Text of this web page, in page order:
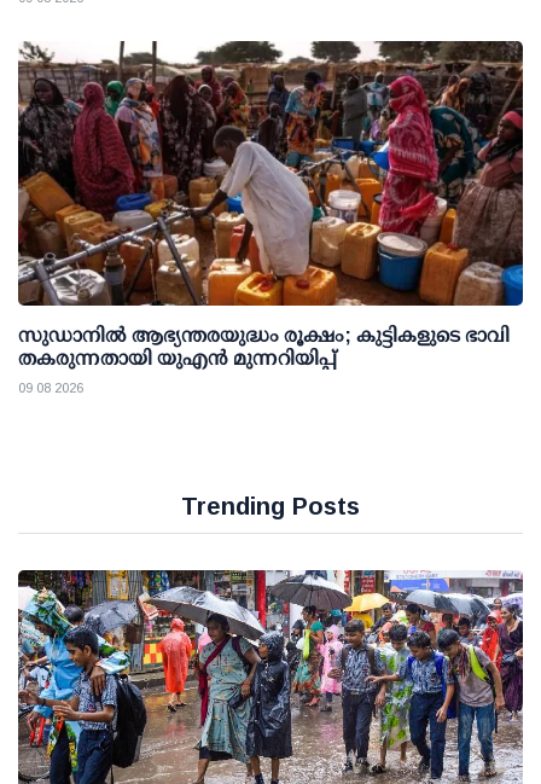
സുഡാനിൽ ആഭ്യന്തരയുദ്ധം രൂക്ഷം; കുട്ടികളുടെ ഭാവി
തകരുന്നതായി യുഎൻ മുന്നറിയിപ്പ്
09 08 2026
Trending Posts